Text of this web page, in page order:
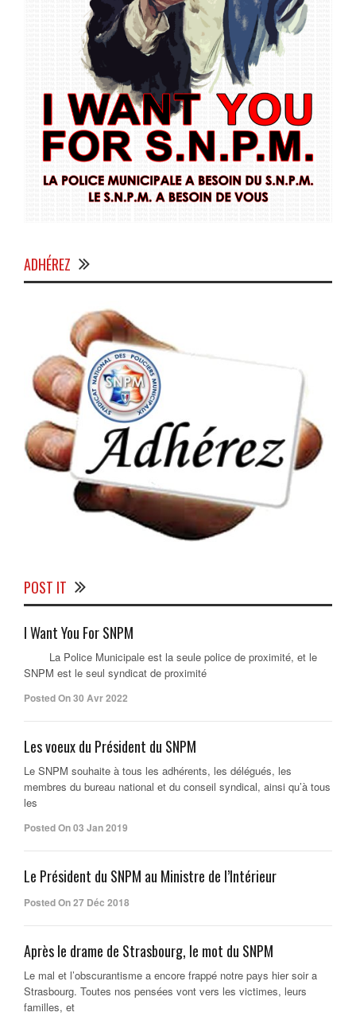
ADHÉREZ
POST IT
I Want You For SNPM
La Police Municipale est la seule police de proximité, et le
SNPM est le seul syndicat de proximité
Posted On 30 Avr 2022
Les voeux du Président du SNPM
Le SNPM souhaite à tous les adhérents, les délégués, les
membres du bureau national et du conseil syndical, ainsi qu’à tous
les
Posted On 03 Jan 2019
Le Président du SNPM au Ministre de l’Intérieur
Posted On 27 Déc 2018
Après le drame de Strasbourg, le mot du SNPM
Le mal et l’obscurantisme a encore frappé notre pays hier soir a
Strasbourg. Toutes nos pensées vont vers les victimes, leurs
familles, et